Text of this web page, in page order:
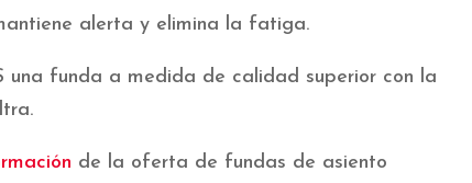
alerta y elimina la fatiga.
una funda a medida de calidad superior con la
de la oferta de fundas de asiento